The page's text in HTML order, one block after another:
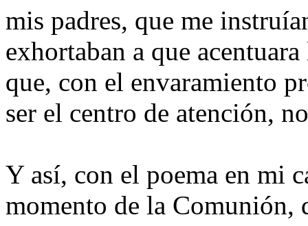
mis padres, que me
exhortaban a que
que, con el envaramiento
ser el centro de atención,
Y así, con el poema en mi
momento de la Comunión,